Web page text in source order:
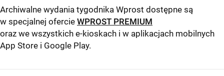
Archiwalne wydania tygodnika Wprost dostępne są
w specjalnej ofercie WPROST PREMIUM
oraz we wszystkich e-kioskach i w aplikacjach mobilnych
App Store i Google Play.